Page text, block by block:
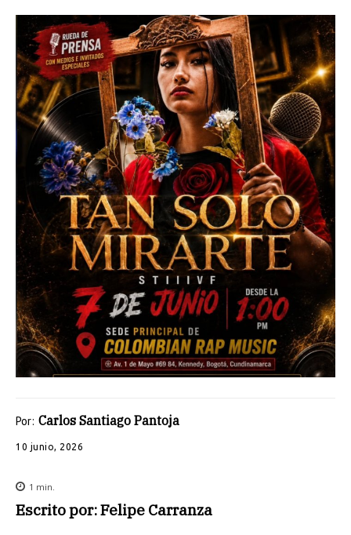
Por: Carlos Santiago Pantoja
10 junio, 2026
1 min.
Escrito por: Felipe Carranza